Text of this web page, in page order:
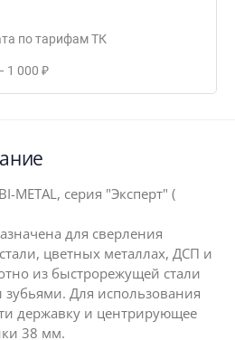
по тарифам ТК
1 000 ₽
METAL, серия "Эксперт" (
для сверления
цветных металлах, ДСП и
из быстрорежущей стали
зубьями. Для использования
державку и центрирующее
38 мм.